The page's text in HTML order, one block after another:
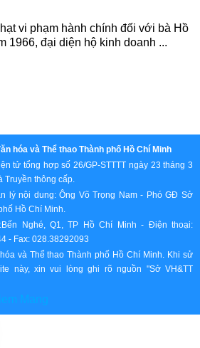
vi phạm hành chính đối với bà Hồ
1966, đại diện hộ kinh doanh ...
hóa và Thể thao Thành phố Hồ Chí Minh
tử tổng hợp số 26/GP-STTTT ngày 23 tháng 3
Truyền thông cấp.
lý nội dung: Ông Võ Trọng Nam - Phó GĐ Sở
Hồ Chí Minh.
Nghé, Q1, TP Hồ Chí Minh - Điện thoại:
- Fax: 028.38292093
và Thể thao Thành phố Hồ Chí Minh. Khi sử
này, xin vui lòng ghi rõ nguồn "Sở VH&TT